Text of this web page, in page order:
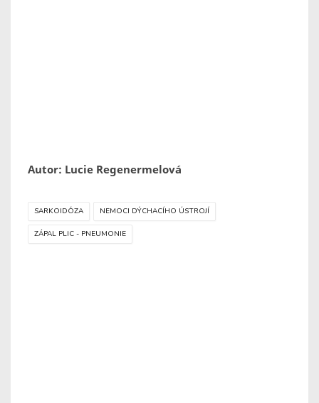
Autor: Lucie Regenermelová
SARKOIDÓZA NEMOCI DÝCHACÍHO ÚSTROJÍ
ZÁPAL PLIC - PNEUMONIE